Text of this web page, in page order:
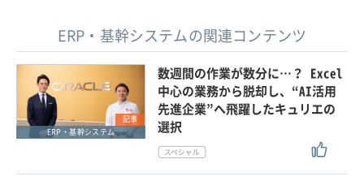
ERP・基幹システムの関連コンテンツ
記事
ERP・基幹システム
数週間の作業が数分に…？ Excel
中心の業務から脱却し、“AI活用
先進企業”へ飛躍したキュリエの
選択